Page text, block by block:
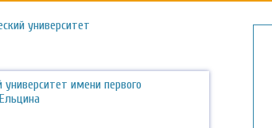
университет
имени первого